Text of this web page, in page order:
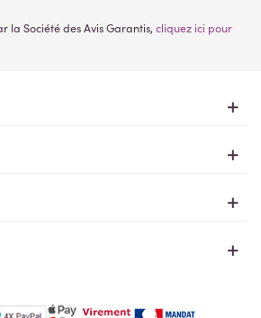
Société des Avis Garantis, cliquez ici pour